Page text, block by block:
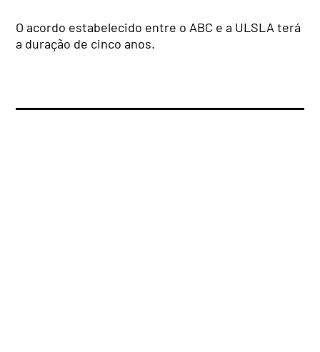
O acordo estabelecido entre o ABC e a ULSLA terá
a duração de cinco anos.